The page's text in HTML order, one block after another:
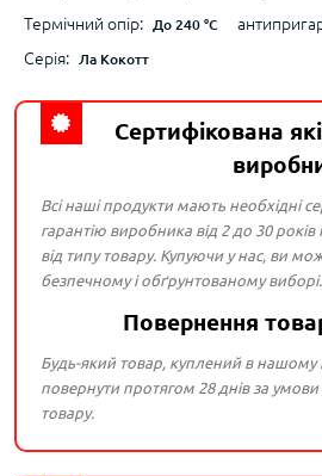
Термічний опір: До 240 °C
Серія: Ла Кокотт
Сертифікована
Всі наші продукти мають необхідні
гарантію виробника від 2 до 30 років
від типу товару. Купуючи у нас, ви
безпечному і обґрунтованому виборі.
Повернення
Будь-який товар, куплений в нашому
повернути протягом 28 днів за
товару.